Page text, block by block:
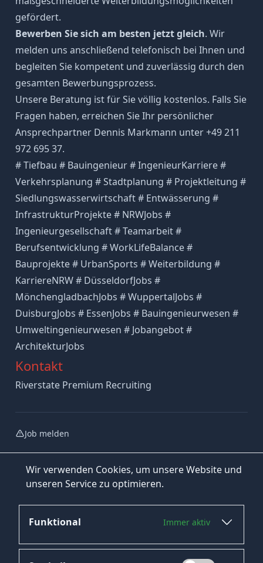
Wir verwenden Cookies, um unsere Website und
unseren Service zu optimieren.
Funktional Immer aktiv
gefördert.
Bewerben Sie sich am besten jetzt gleich. Wir
melden uns anschließend telefonisch bei Ihnen und
begleiten Sie kompetent und zuverlässig durch den
gesamten Bewerbungsprozess.
Unsere Beratung ist für Sie völlig kostenlos. Falls Sie
Fragen haben, erreichen Sie Ihr persönlicher
Ansprechpartner Dennis Markmann unter +49 211
972 695 37.
# Tiefbau # Bauingenieur # IngenieurKarriere #
Verkehrsplanung # Stadtplanung # Projektleitung #
Siedlungswasserwirtschaft # Entwässerung #
InfrastrukturProjekte # NRWJobs #
Ingenieurgesellschaft # Teamarbeit #
Berufsentwicklung # WorkLifeBalance #
Bauprojekte # UrbanSports # Weiterbildung #
KarriereNRW # DüsseldorfJobs #
MönchengladbachJobs # WuppertalJobs #
DuisburgJobs # EssenJobs # Bauingenieurwesen #
Umweltingenieurwesen # Jobangebot #
ArchitekturJobs
Kontakt
Riverstate Premium Recruiting
Job melden
Jetzt bewerben